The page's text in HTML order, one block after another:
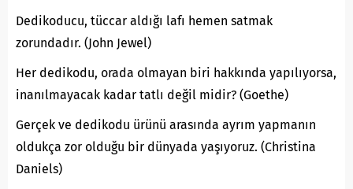
Dedikoducu, tüccar aldığı lafı hemen satmak
zorundadır. (John Jewel)
Her dedikodu, orada olmayan biri hakkında yapılıyorsa,
inanılmayacak kadar tatlı değil midir? (Goethe)
Gerçek ve dedikodu ürünü arasında ayrım yapmanın
oldukça zor olduğu bir dünyada yaşıyoruz. (Christina
Daniels)